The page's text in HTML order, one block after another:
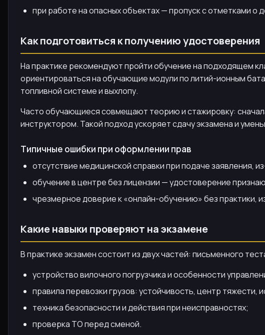
при работе на опасных объектах — пропуск с отметками о
Как подготовиться к получению удостоверения
На практике рекомендуют пройти обучение на подходящем
ориентироваться на обучающие модули по литий-ионным
топливной системе и выхлопу.
Часто обучающиеся совмещают теорию и стажировку:
инструктором. Такой подход ускоряет сдачу экзамена и
Типичные ошибки при оформлении прав
отсутствие медицинской справки при подаче заявления,
обучение в центре без лицензии — удостоверение
чрезмерное доверие к «онлайн-обучению» без практики,
Какие навыки проверяют на экзамене
В практике экзамен состоит из двух частей: письменного
устройство вилочного погрузчика и особенности
правила перевозки грузов: устойчивость, центр тяжести,
техника безопасности и действия при неисправностях;
проверка ТО перед сменой.